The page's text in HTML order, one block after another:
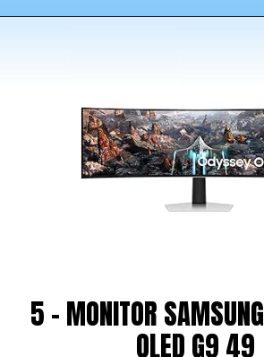
5 - MONITOR
OLED G9 49